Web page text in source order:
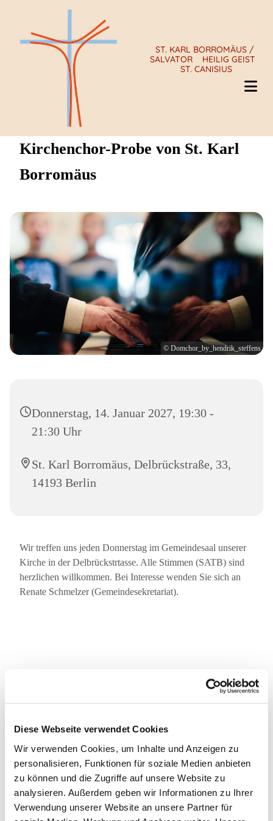
Diese Webseite verwendet Cookies
Wir verwenden Cookies, um Inhalte und Anzeigen zu
personalisieren, Funktionen für soziale Medien anbieten
zu können und die Zugriffe auf unsere Website zu
analysieren. Außerdem geben wir Informationen zu Ihrer
Verwendung unserer Website an unsere Partner für
ST. KARL BORROMÄUS /
SALVATOR
HEILIG GEIST
ST. CANISIUS
Kirchenchor-Probe von St. Karl
Borromäus
© Domchor_by_hendrik_steffens
Donnerstag, 14. Januar 2027, 19:30 -
21:30 Uhr
St. Karl Borromäus, Delbrückstraße, 33,
14193 Berlin
Wir treffen uns jeden Donnerstag im Gemeindesaal unserer
Kirche in der Delbrückstrtasse. Alle Stimmen (SATB) sind
herzlichen willkommen. Bei Interesse wenden Sie sich an
Renate Schmelzer (Gemeindesekretariat).